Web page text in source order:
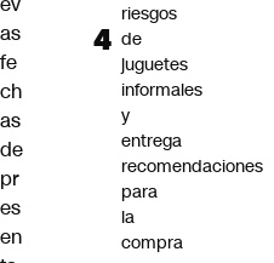
as
fe
ch
as
de
pr
es
en
riesgos
de
juguetes
informales
y
entrega
recomendaciones
para
la
compra